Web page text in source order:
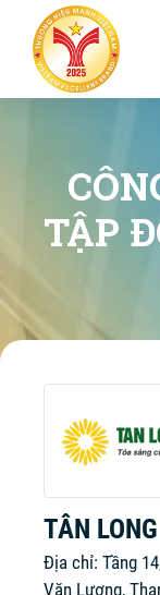
TẬP
TÂN
Địa chỉ: Tầng
Văn Lương,